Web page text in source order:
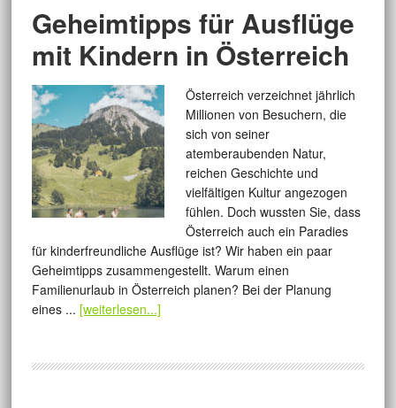
Geheimtipps für Ausflüge
mit Kindern in Österreich
Österreich verzeichnet jährlich
Millionen von Besuchern, die
sich von seiner
atemberaubenden Natur,
reichen Geschichte und
vielfältigen Kultur angezogen
fühlen. Doch wussten Sie, dass
Österreich auch ein Paradies
für kinderfreundliche Ausflüge ist? Wir haben ein paar
Geheimtipps zusammengestellt. Warum einen
Familienurlaub in Österreich planen? Bei der Planung
eines ... [weiterlesen...]